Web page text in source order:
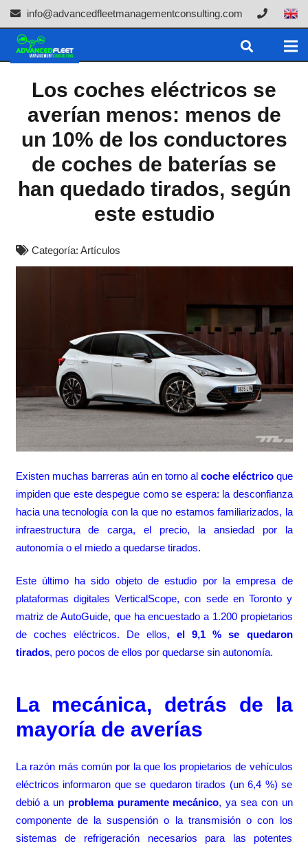
info@advancedfleetmanagementconsulting.com
Los coches eléctricos se
averían menos: menos de
un 10% de los conductores
de coches de baterías se
han quedado tirados, según
este estudio
Categoría: Artículos
Existen muchas barreras aún en torno al coche eléctricoque
impiden que este despegue como se espera: la desconfianza
hacia una tecnología con la que no estamos familiarizados, la
infraestructura de carga,el precio, la ansiedad por la
autonomía o el miedo a quedarse tirados.
Este último ha sido objeto de estudio por la empresa de
plataformas digitales VerticalScope, con sede en Toronto y
matriz de AutoGuide, que ha encuestado a 1.200 propietarios
de coches eléctricos. De ellos,el 9,1 % se quedaron
tirados, pero pocos de ellos por quedarse sin autonomía.
La mecánica, detrás de la
mayoría de averías
La razón más común por la que los propietarios de vehículos
eléctricos informaron que se quedaron tirados (un 6,4 %) se
debió a un problema puramente mecánico, ya sea con un
componente de la suspensión o la transmisión o con los
sistemas de refrigeración necesarios para las potentes